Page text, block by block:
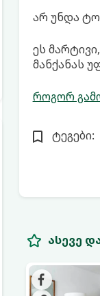
არ უნდა
ეს
მანქანას
როგორ
ტეგები:
ასევე